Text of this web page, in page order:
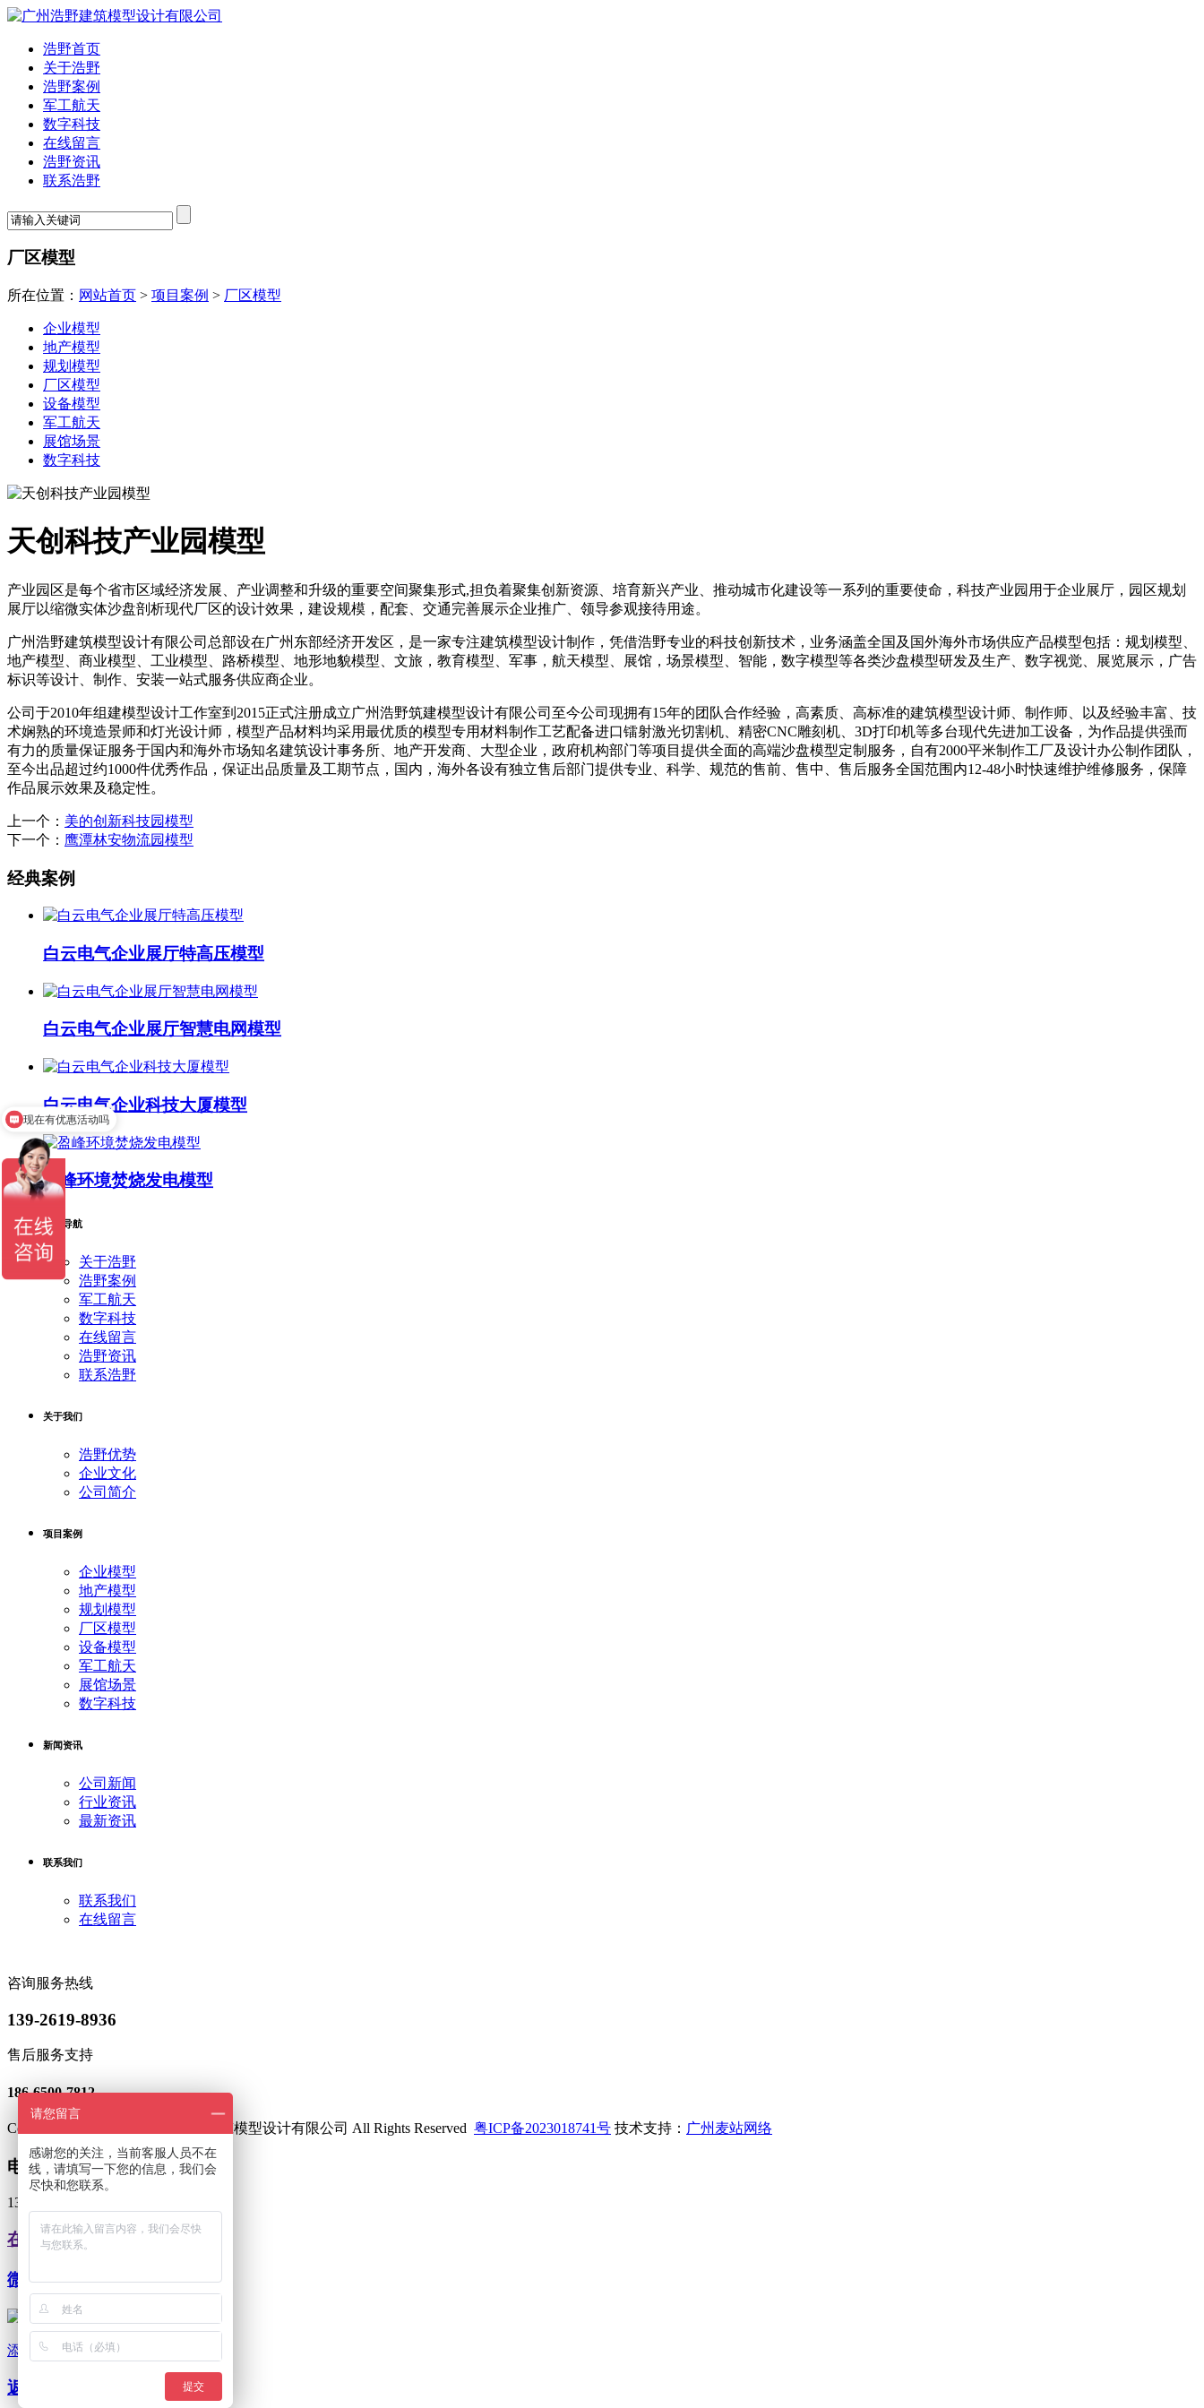
浩野首页
关于浩野
浩野案例
军工航天
数字科技
在线留言
浩野资讯
联系浩野
厂区模型
所在位置： 网站首页 > 项目案例 > 厂区模型
企业模型
地产模型
规划模型
厂区模型
设备模型
军工航天
展馆场景
数字科技
天创科技产业园模型
产业园区是每个省市区域经济发展、产业调整和升级的重要空间聚集形式,担负着聚集创新资源、培育新兴产业、推动城市化建设等一系列的重要使命，科技产业园用于企业展厅，园区规划
展厅以缩微实体沙盘剖析现代厂区的设计效果，建设规模，配套、交通完善展示企业推广、领导参观接待用途。
广州浩野建筑模型设计有限公司总部设在广州东部经济开发区，是一家专注建筑模型设计制作，凭借浩野专业的科技创新技术，业务涵盖全国及国外海外市场供应产品模型包括：规划模型、
地产模型、商业模型、工业模型、路桥模型、地形地貌模型、文旅，教育模型、军事，航天模型、展馆，场景模型、智能，数字模型等各类沙盘模型研发及生产、数字视觉、展览展示，广告
标识等设计、制作、安装一站式服务供应商企业。
公司于2010年组建模型设计工作室到2015正式注册成立广州浩野筑建模型设计有限公司至今公司现拥有15年的团队合作经验，高素质、高标准的建筑模型设计师、制作师、以及经验丰富、技
术娴熟的环境造景师和灯光设计师，模型产品材料均采用最优质的模型专用材料制作工艺配备进口镭射激光切割机、精密CNC雕刻机、3D打印机等多台现代先进加工设备，为作品提供强而
有力的质量保证服务于国内和海外市场知名建筑设计事务所、地产开发商、大型企业，政府机构部门等项目提供全面的高端沙盘模型定制服务，自有2000平米制作工厂及设计办公制作团队，
至今出品超过约1000件优秀作品，保证出品质量及工期节点，国内，海外各设有独立售后部门提供专业、科学、规范的售前、售中、售后服务全国范围内12-48小时快速维护维修服务，保障
作品展示效果及稳定性。
上一个： 美的创新科技园模型
下一个： 鹰潭林安物流园模型
经典案例
白云电气企业展厅特高压模型
白云电气企业展厅智慧电网模型
白云电气企业科技大厦模型
盈峰环境焚烧发电模型
快捷导航
关于浩野
浩野案例
军工航天
数字科技
在线留言
浩野资讯
联系浩野
关于我们
浩野优势
企业文化
公司简介
项目案例
企业模型
地产模型
规划模型
厂区模型
设备模型
军工航天
展馆场景
数字科技
新闻资讯
公司新闻
行业资讯
最新资讯
联系我们
联系我们
在线留言
咨询服务热线
139-2619-8936
售后服务支持
186-6500-7812
Copyright © 2018-2019 广州浩野建筑模型设计有限公司 All Rights Reserved 粤ICP备2023018741号 技术支持： 广州麦站网络
电话咨询
139-2619-8936
在线客服
微信客服
添加客服微信
返回顶部
现在有优惠活动吗
请您留言
感谢您的关注，当前客服人员不在
线，请填写一下您的信息，我们会
尽快和您联系。
提交